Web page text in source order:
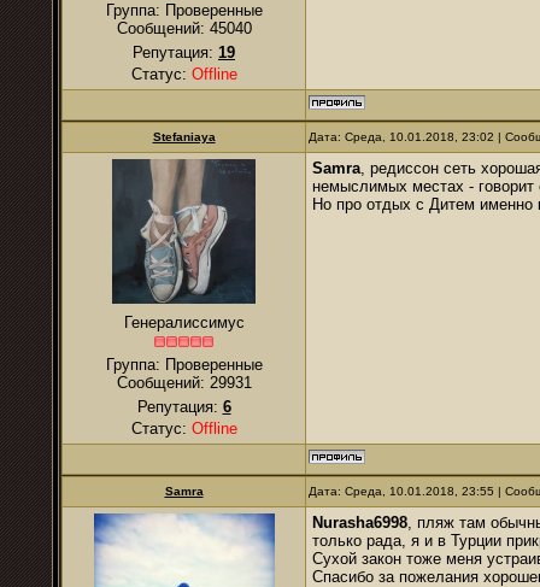
Группа: Проверенные
Сообщений: 45040
Репутация: 19
Статус: Offline
Stefaniaya Дата: Среда, 10.01.2018, 23:02 |
Генералиссимус
Группа: Проверенные
Сообщений: 29931
Репутация: 6
Статус: Offline
Samra, редиссон сеть
немыслимых местах -
Но про отдых с Дитем именно
Samra Дата: Среда, 10.01.2018, 23:55 |
Nurasha6998, пляж там
только рада, я и в Турции
Сухой закон тоже меня
Спасибо за пожелания